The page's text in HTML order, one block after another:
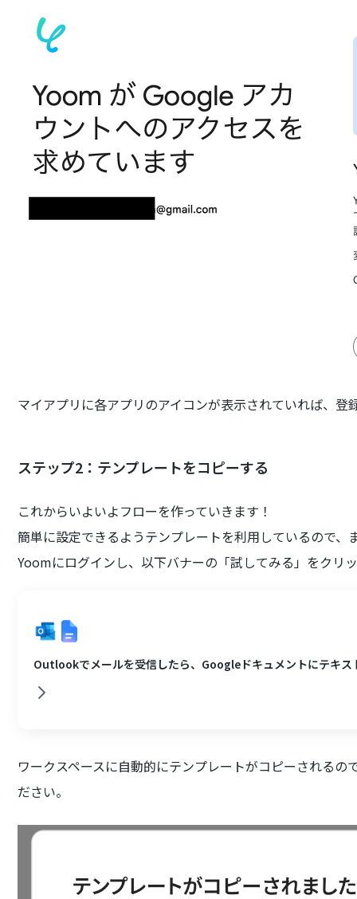
マイアプリに各アプリのアイコンが表示されていれば、登
ステップ2：テンプレートをコピーする
これからいよいよフローを作っていきます！
簡単に設定できるようテンプレートを利用しているので、
Yoomにログインし、以下バナーの「試してみる」をクリ
Outlookでメールを受信したら、Googleドキュメントにテキス
ワークスペースに自動的にテンプレートがコピーされる
ださい。